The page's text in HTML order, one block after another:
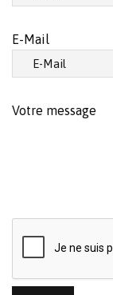
E-Mail
Votre message